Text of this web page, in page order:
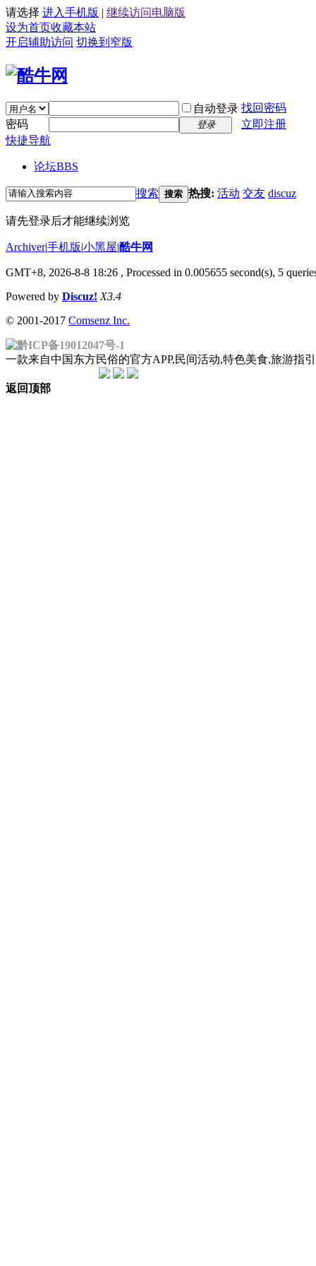
请选择 进入手机版 | 继续访问电脑版
设为首页收藏本站
开启辅助访问 切换到窄版
自动登录 找回密码
密码
登录
立即注册
快捷导航
论坛BBS
搜索 搜索 热搜: 活动 交友 discuz
请先登录后才能继续浏览
Archiver|手机版|小黑屋|酷牛网
GMT+8, 2026-8-8 18:26 , Processed in 0.005655 second(s), 5
Powered by Discuz! X3.4
© 2001-2017 Comsenz Inc.
黔ICP备19012047号-1
一款来自中国东方民俗的官方APP,民间活动,特色美食,旅游
返回顶部